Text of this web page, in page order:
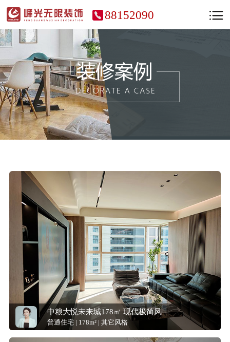
88152090
中粮大悦未来城178㎡ 现代极简风
普通住宅 | 178m² | 其它风格